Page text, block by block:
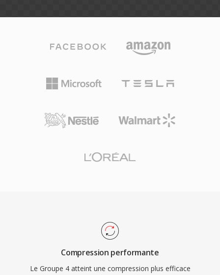
Compression performante
Le Groupe 4 atteint une compression plus efficace